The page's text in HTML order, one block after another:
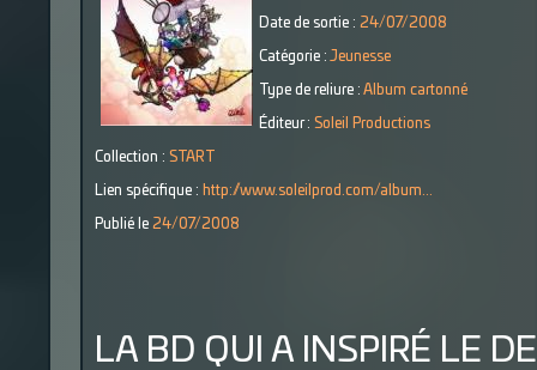
Date de sortie : 24/07/2008
Catégorie : Jeunesse
Type de reliure : Album cartonné
Éditeur : Soleil Productions
Collection : START
Lien spécifique : http://www.soleilprod.com/album...
Publié le 24/07/2008
LA BD QUI A INSPIRÉ LE